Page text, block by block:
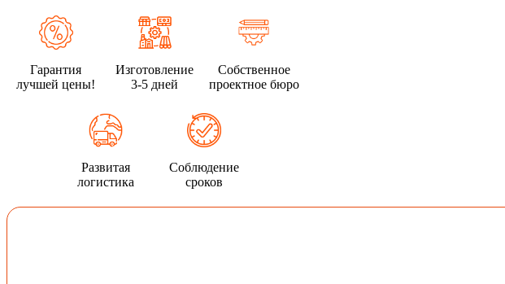
Гарантия
лучшей цены!
Изготовление
3-5 дней
Собственное
проектное бюро
Развитая
логистика
Соблюдение
сроков